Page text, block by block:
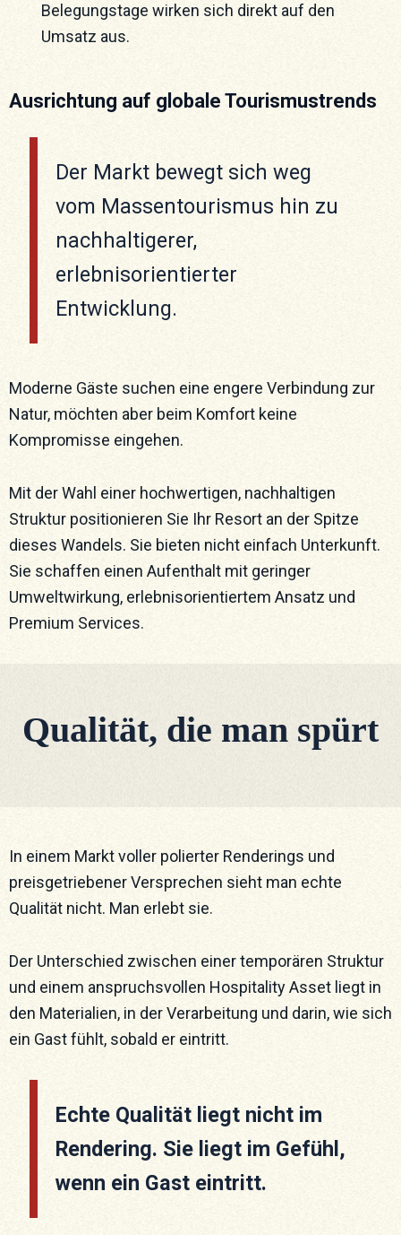
Belegungstage wirken sich direkt auf den
Umsatz aus.
Ausrichtung auf globale Tourismustrends
Der Markt bewegt sich weg
vom Massentourismus hin zu
nachhaltigerer,
erlebnisorientierter
Entwicklung.
Moderne Gäste suchen eine engere Verbindung zur
Natur, möchten aber beim Komfort keine
Kompromisse eingehen.
Mit der Wahl einer hochwertigen, nachhaltigen
Struktur positionieren Sie Ihr Resort an der Spitze
dieses Wandels. Sie bieten nicht einfach Unterkunft.
Sie schaffen einen Aufenthalt mit geringer
Umweltwirkung, erlebnisorientiertem Ansatz und
Premium Services.
Qualität, die man spürt
In einem Markt voller polierter Renderings und
preisgetriebener Versprechen sieht man echte
Qualität nicht. Man erlebt sie.
Der Unterschied zwischen einer temporären Struktur
und einem anspruchsvollen Hospitality Asset liegt in
den Materialien, in der Verarbeitung und darin, wie sich
ein Gast fühlt, sobald er eintritt.
Echte Qualität liegt nicht im
Rendering. Sie liegt im Gefühl,
wenn ein Gast eintritt.